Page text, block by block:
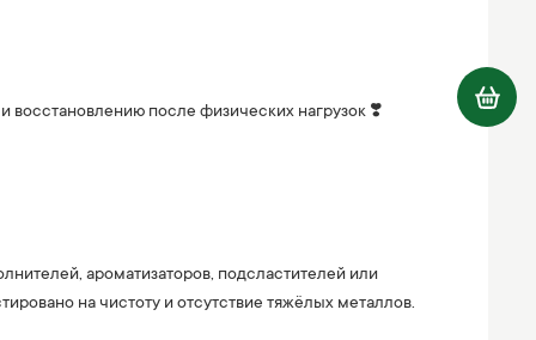
после физических нагрузок ❣️
ароматизаторов, подсластителей или
на чистоту и отсутствие тяжёлых металлов.